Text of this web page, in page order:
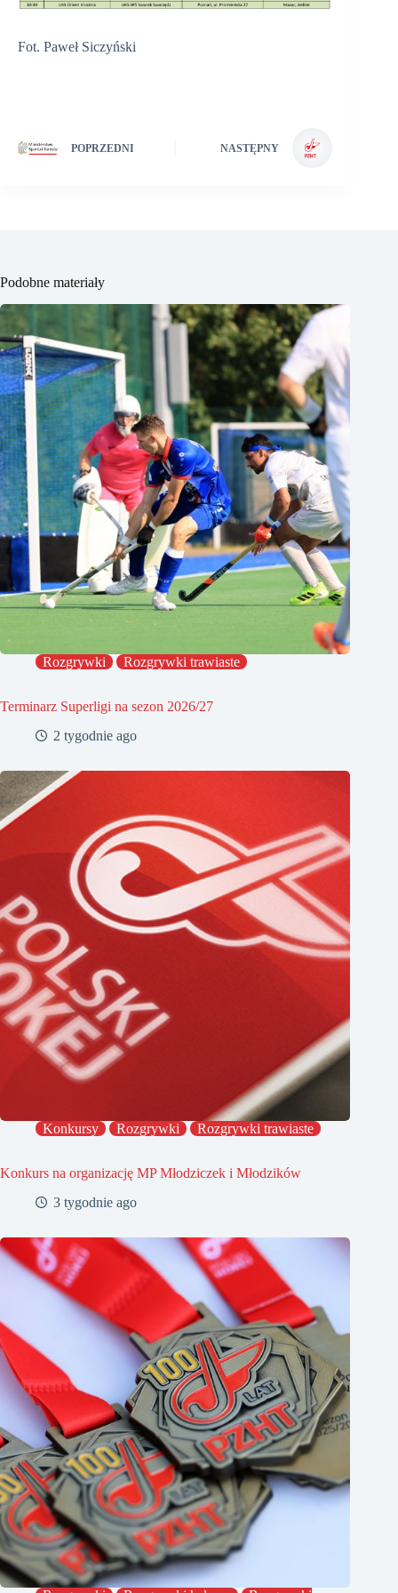
Fot. Paweł Siczyński
POPRZEDNI NASTĘPNY
Podobne materiały
Rozgrywki Rozgrywki trawiaste
Terminarz Superligi na sezon 2026/27
2 tygodnie ago
Konkursy Rozgrywki Rozgrywki trawiaste
Konkurs na organizację MP Młodziczek i Młodzików
3 tygodnie ago